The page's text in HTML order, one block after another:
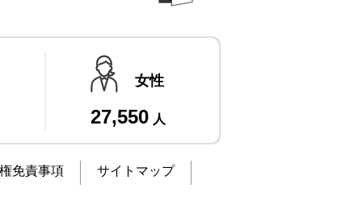
女性
27,550 人
免責事項 サイトマップ